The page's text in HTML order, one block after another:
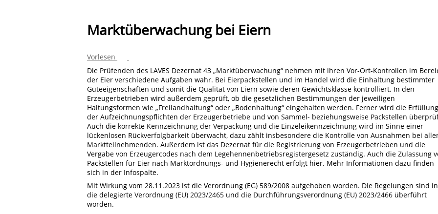
Marktüberwachung bei Eiern
Vorlesen
Die Prüfenden des LAVES Dezernat 43 „Marktüberwachung“ nehmen mit ihren Vor-Ort-Kontrollen im
der Eier verschiedene Aufgaben wahr. Bei Eierpackstellen und im Handel wird die Einhaltung bestimmter
Güteeigenschaften und somit die Qualität von Eiern sowie deren Gewichtsklasse kontrolliert. In den
Erzeugerbetrieben wird außerdem geprüft, ob die gesetzlichen Bestimmungen der jeweiligen
Haltungsformen wie „Freilandhaltung“ oder „Bodenhaltung“ eingehalten werden. Ferner wird die Erfüllung
der Aufzeichnungspflichten der Erzeugerbetriebe und von Sammel- beziehungsweise Packstellen
Auch die korrekte Kennzeichnung der Verpackung und die Einzeleikennzeichnung wird im Sinne einer
lückenlosen Rückverfolgbarkeit überwacht, dazu zählt insbesondere die Kontrolle von Ausnahmen bei
Marktteilnehmenden. Außerdem ist das Dezernat für die Registrierung von Erzeugerbetrieben und die
Vergabe von Erzeugercodes nach dem Legehennenbetriebsregistergesetz zuständig. Auch die Zulassung
Packstellen für Eier nach Marktordnungs- und Hygienerecht erfolgt hier. Mehr Informationen dazu finden
sich in der Infospalte.
Mit Wirkung vom 28.11.2023 ist die Verordnung (EG) 589/2008 aufgehoben worden. Die Regelungen sind in
die delegierte Verordnung (EU) 2023/2465 und die Durchführungsverordnung (EU) 2023/2466 überführt
worden.